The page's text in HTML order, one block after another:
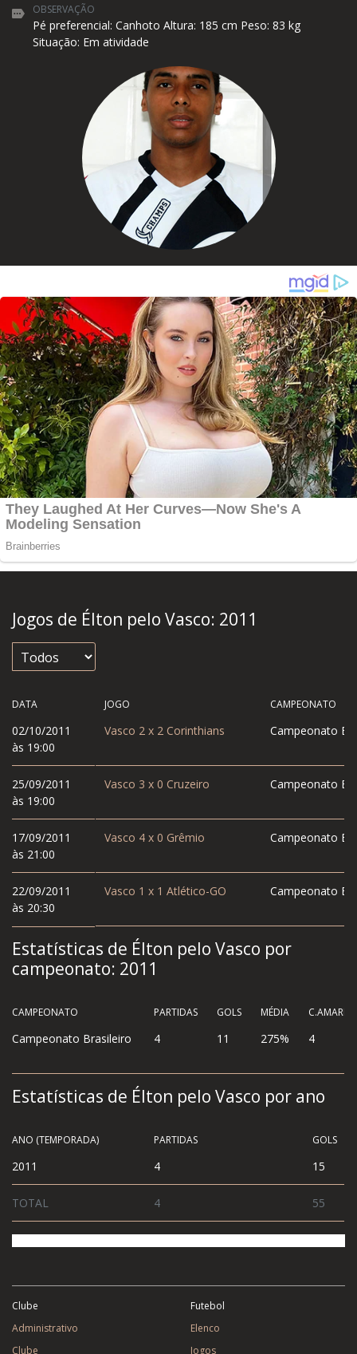
OBSERVAÇÃO
Pé preferencial: Canhoto Altura: 185 cm Peso: 83 kg
Situação: Em atividade
Jogos de Élton pelo Vasco: 2011
DATA
02/10/2011
às 19:00
25/09/2011
às 19:00
17/09/2011
às 21:00
22/09/2011
às 20:30
JOGO CAMPEONATO
Vasco 2 x 2Corinthians Campeonato
Vasco 3 x 0 Cruzeiro Campeonato
Vasco 4 x 0 Grêmio Campeonato
Vasco 1 x 1 Atlético-GO Campeonato
Estatísticas de Élton pelo Vasco por
campeonato: 2011
CAMPEONATO
Campeonato Brasileiro
PARTIDAS GOLS MÉDIA
4 11 275% 4
Estatísticas de Élton pelo Vasco por ano
ANO (TEMPORADA)
2011
TOTAL
PARTIDAS GOLS
4 15
4 55
Clube
Administrativo
Clube
Futebol
Elenco
Jogos